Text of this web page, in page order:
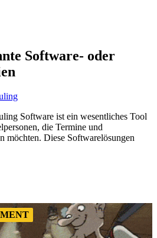
Software- oder
Software ist ein wesentliches Tool
die Termine und
möchten. Diese Softwarelösungen